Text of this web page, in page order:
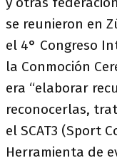
se reunieron en
el 4° Congreso
la Conmoción
era “elaborar
reconocerlas,
el SCAT3 (Sport
Herramienta de